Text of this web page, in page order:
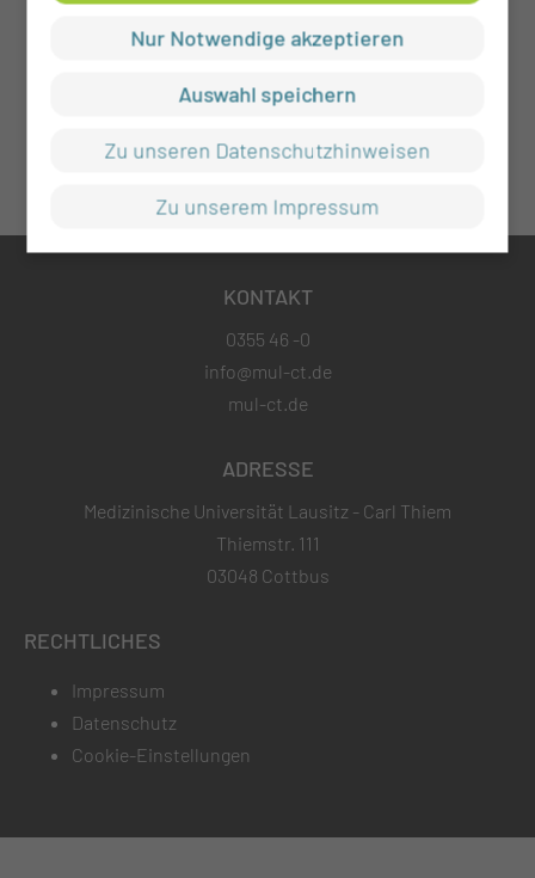
KONTAKT
0355 46 -0
info@mul-ct.de
mul-ct.de
ADRESSE
Medizinische Universität Lausitz - Carl Thiem
Thiemstr. 111
03048 Cottbus
RECHTLICHES
Impressum
Datenschutz
Cookie-Einstellungen
Nur Notwendige akzeptieren
Auswahl speichern
Zu unseren Datenschutzhinweisen
Zu unserem Impressum